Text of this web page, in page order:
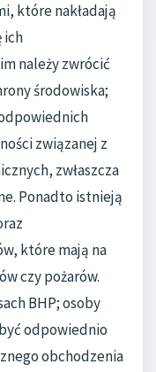
które nakładają
ich
należy zwrócić
środowiska;
związanej z
zwłaszcza
Ponadto istnieją
które mają na
czy pożarów.
BHP; osoby
odpowiednio
obchodzenia